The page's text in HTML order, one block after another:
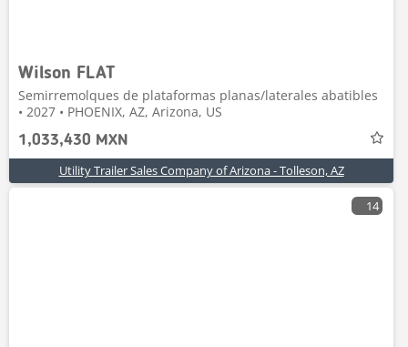
Wilson FLAT
Semirremolques de plataformas planas/laterales abatibles
• 2027 • PHOENIX, AZ, Arizona, US
1,033,430 MXN
Utility Trailer Sales Company of Arizona - Tolleson, AZ
14